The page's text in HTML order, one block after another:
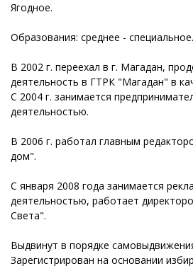
Ягодное.
Образования: среднее - специальное.
В 2002 г. переехал в г. Магадан,
деятельность в ГТРК "Магадан" в
С 2004 г. занимается
деятельностью.
В 2006 г. работал главным
дом".
С января 2008 года занимается
деятельностью, работает
Света".
Выдвинут в порядке
Зарегистрирован на основании